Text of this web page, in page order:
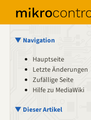
▼ Navigation
Hauptseite
Letzte Änderungen
Zufällige Seite
Hilfe zu MediaWiki
▼ Dieser Artikel